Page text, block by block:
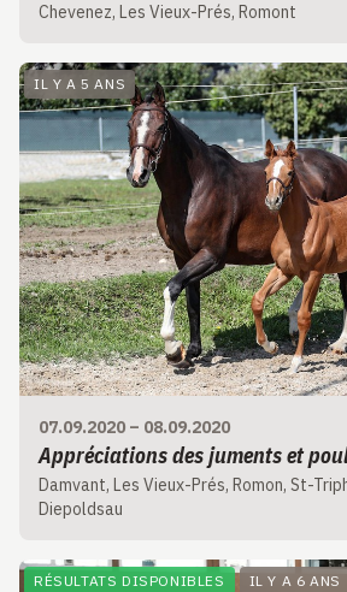
Chevenez, Les Vieux-Prés, Romont
IL Y A 5 ANS
07.09.2020 – 08.09.2020
Appréciations des juments et
Damvant, Les Vieux-Prés, Romon, St-
Diepoldsau
RÉSULTATS DISPONIBLES IL Y A 6 ANS